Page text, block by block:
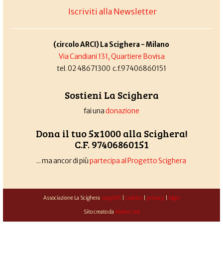
Iscriviti alla Newsletter
(circolo ARCI) La Scighera - Milano
Via Candiani 131, Quartiere Bovisa
tel. 02 48671300 c.f.97406860151
Sostieni La Scighera
fai unadonazione
Dona il tuo 5x1000 alla Scighera!
C.F. 97406860151
... ma ancor di piùpartecipa al Progetto Scighera
Associazione La Scighera copyleft| cookies| privacy| login
Sito creato da Alekos.net